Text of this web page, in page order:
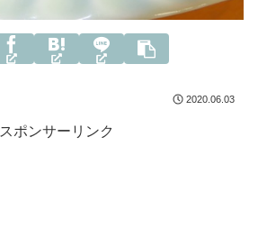
2020.06.03
スポンサーリンク